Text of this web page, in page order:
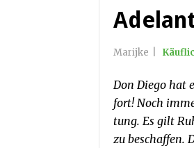
Marijke
Don Diego hat
fort! Noch
tung. Es gilt
zu beschaffen.